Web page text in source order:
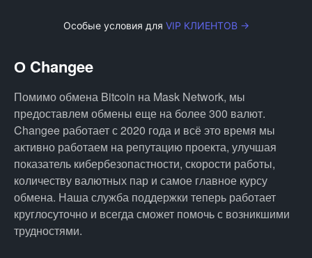
Особые условия для VIP КЛИЕНТОВ →
О Changee
Помимо обмена Bitcoin на Mask Network, мы
предоставлем обмены еще на более 300 валют.
Changee работает с 2020 года и всё это время мы
активно работаем на репутацию проекта, улучшая
показатель кибербезопастности, скорости работы,
количеству валютных пар и самое главное курсу
обмена. Наша служба поддержки теперь работает
круглосуточно и всегда сможет помочь с возникшими
трудностями.